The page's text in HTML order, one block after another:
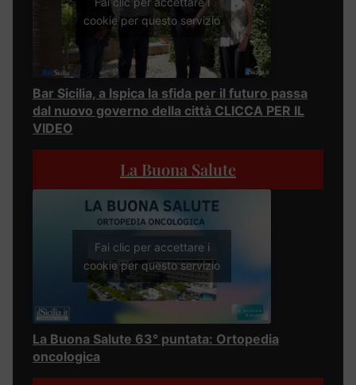
cookie per questo servizio
Bar Sicilia, a Ispica la sfida per il futuro passa
dal nuovo governo della città CLICCA PER IL
VIDEO
La Buona Salute
Fai clic per accettare i
cookie per questo servizio
La Buona Salute 63° puntata: Ortopedia
oncologica